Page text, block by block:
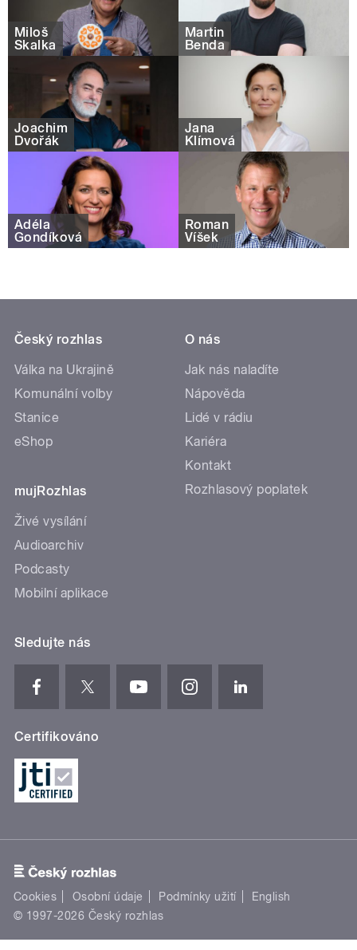
Miloš
Skalka
Martin
Benda
Joachim
Dvořák
Jana
Klímová
Adéla
Gondíková
Roman
Víšek
Český rozhlas
Válka na Ukrajině
Komunální volby
Stanice
eShop
mujRozhlas
Živé vysílání
Audioarchiv
Podcasty
Mobilní aplikace
O nás
Jak nás naladíte
Nápověda
Lidé v rádiu
Kariéra
Kontakt
Rozhlasový poplatek
Sledujte nás
Certifikováno
Cookies Osobní údaje Podmínky užití
English
© 1997-2026 Český rozhlas